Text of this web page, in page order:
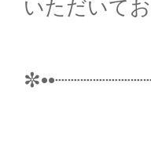
いただいてお
✼••